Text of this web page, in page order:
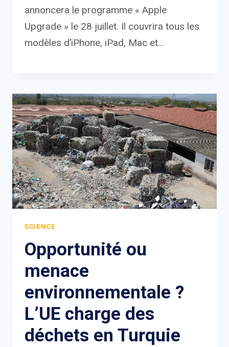
annoncera le programme « Apple
Upgrade » le 28 juillet. Il couvrira tous les
modèles d’iPhone, iPad, Mac et…
SCIENCE
Opportunité ou
menace
environnementale ?
L’UE charge des
déchets en Turquie